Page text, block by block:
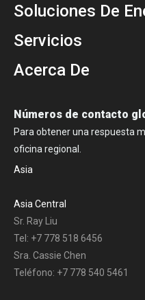
Soluciones De
Servicios
Acerca De
Números de contacto
Para obtener una respuesta
oficina regional.
Asia
Asia Central
Sr. Ray Liu
Tel: +7 778 518 6456
Sra. Cassie Chen
Teléfono: +7 778 540 5461